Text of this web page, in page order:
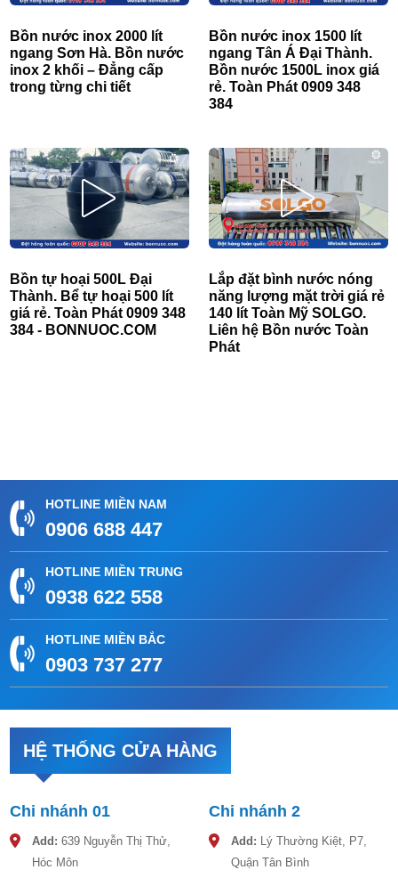
Bồn nước inox 2000 lít
ngang Sơn Hà. Bồn nước
inox 2 khối – Đẳng cấp
trong từng chi tiết
Bồn nước inox 1500 lít
ngang Tân Á Đại Thành.
Bồn nước 1500L inox giá
rẻ. Toàn Phát 0909 348
384
Bồn tự hoại 500L Đại
Thành. Bể tự hoại 500 lít
giá rẻ. Toàn Phát 0909 348
384 - BONNUOC.COM
Lắp đặt bình nước nóng
năng lượng mặt trời giá rẻ
140 lít Toàn Mỹ SOLGO.
Liên hệ Bồn nước Toàn
Phát
HOTLINE MIỀN NAM
0906 688 447
HOTLINE MIỀN TRUNG
0938 622 558
HOTLINE MIỀN BẮC
0903 737 277
HỆ THỐNG CỬA HÀNG
Chi nhánh 01
Add: 639 Nguyễn Thị Thử,
Hóc Môn
Chi nhánh 2
Add: Lý Thường Kiệt, P7,
Quận Tân Bình